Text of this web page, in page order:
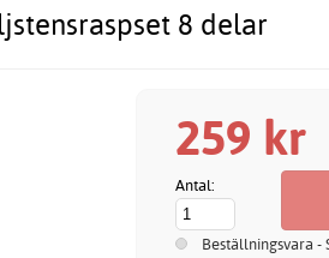
8 delar
259 kr
Antal:
Beställningsvara -